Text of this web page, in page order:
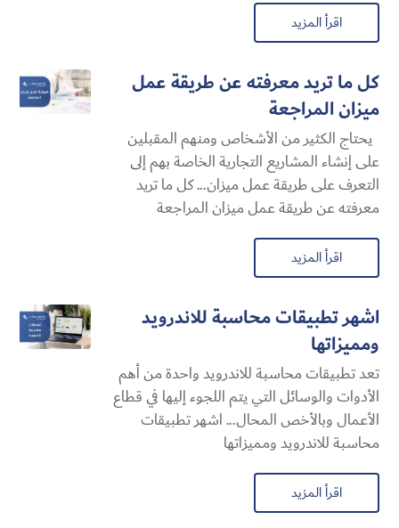
اقرأ المزيد
كل ما تريد معرفته عن طريقة عمل
ميزان المراجعة
يحتاج الكثير من الأشخاص ومنهم المقبلين
على إنشاء المشاريع التجارية الخاصة بهم إلى
التعرف على طريقة عمل ميزان... كل ما تريد
معرفته عن طريقة عمل ميزان المراجعة
اقرأ المزيد
اشهر تطبيقات محاسبة للاندرويد
ومميزاتها
تعد تطبيقات محاسبة للاندرويد واحدة من أهم
الأدوات والوسائل التي يتم اللجوء إليها في قطاع
الأعمال وبالأخص المحال... اشهر تطبيقات
محاسبة للاندرويد ومميزاتها
اقرأ المزيد